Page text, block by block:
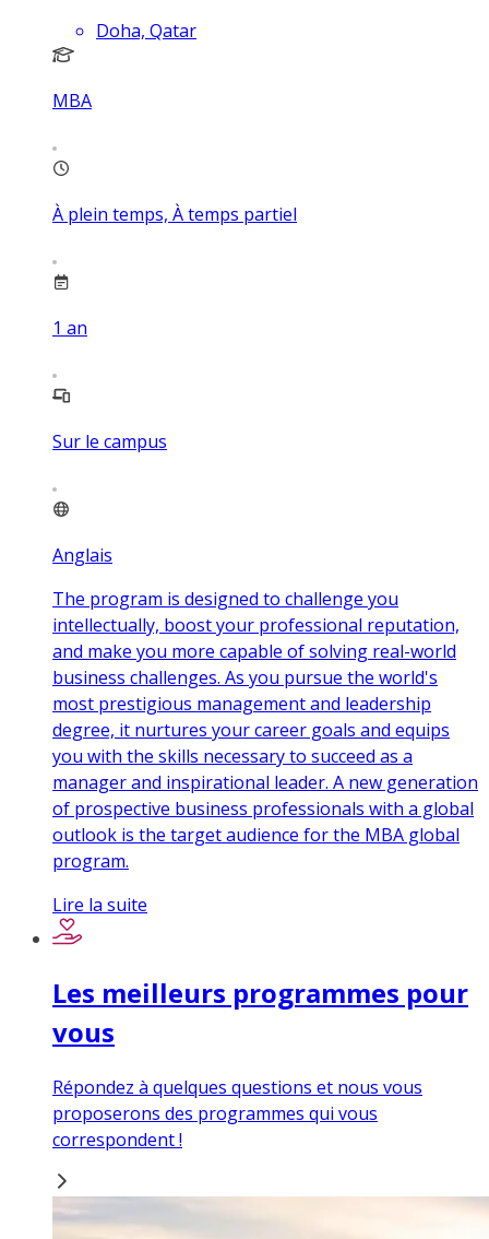
Doha, Qatar
MBA
À plein temps, À temps partiel
1 an
Sur le campus
Anglais
The program is designed to challenge you
intellectually, boost your professional reputation,
and make you more capable of solving real-world
business challenges. As you pursue the world's
most prestigious management and leadership
degree, it nurtures your career goals and equips
you with the skills necessary to succeed as a
manager and inspirational leader. A new generation
of prospective business professionals with a global
outlook is the target audience for the MBA global
program.
Lire la suite
Les meilleurs programmes pour
vous
Répondez à quelques questions et nous vous
proposerons des programmes qui vous
correspondent !